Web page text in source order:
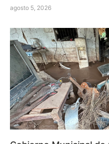
agosto 5, 2026